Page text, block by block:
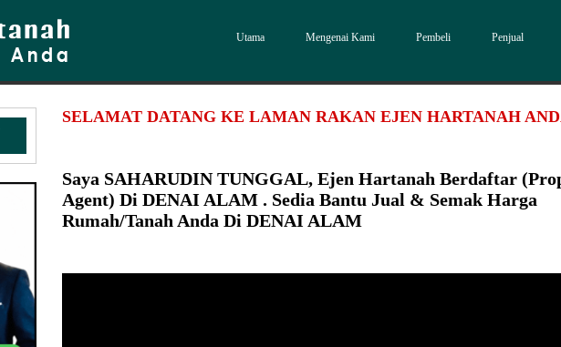
Utama Mengenai Kami Pembeli Penjual
SELAMAT DATANG KE LAMAN RAKAN EJEN HARTANAH
Saya SAHARUDIN TUNGGAL, Ejen Hartanah Berdaftar
Agent) Di DENAI ALAM . Sedia Bantu Jual & Semak Harga
Rumah/Tanah Anda Di DENAI ALAM